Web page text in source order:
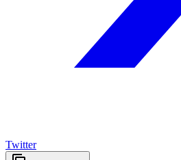
Twitter